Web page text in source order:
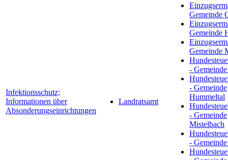
Infektionsschutz;
Informationen über
Absonderungseinrichtungen
Landratsamt
Gemeinde
Gemeinde
Gemeinde
- Gemeinde
- Gemeinde
Hummeltal
- Gemeinde
Mistelbach
- Gemeinde